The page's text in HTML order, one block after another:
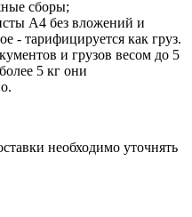
сборы;
А4 без вложений и
- тарифицируется как груз.
и грузов весом до 5
5 кг они
необходимо уточнять